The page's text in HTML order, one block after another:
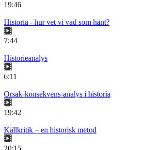
19:46
Historia - hur vet vi vad som hänt?
7:44
Historieanalys
6:11
Orsak-konsekvens-analys i historia
19:42
Källkritik – en historisk metod